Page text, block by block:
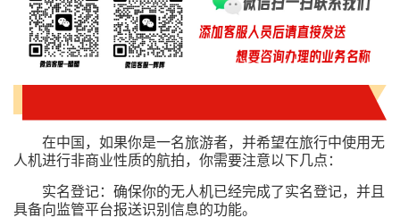
在中国，如果你是一名旅游者，并希望在旅行中使用无
人机进行非商业性质的航拍，你需要注意以下几点：
实名登记：确保你的无人机已经完成了实名登记，并且
具备向监管平台报送识别信息的功能。